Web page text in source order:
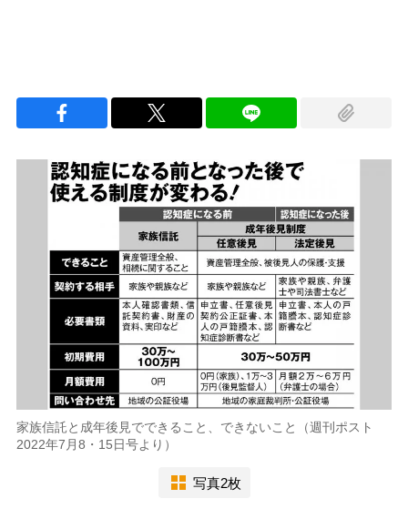
家族信託と成年後見でできること、できないこと（週刊ポスト
2022年7月8・15日号より）
写真2枚